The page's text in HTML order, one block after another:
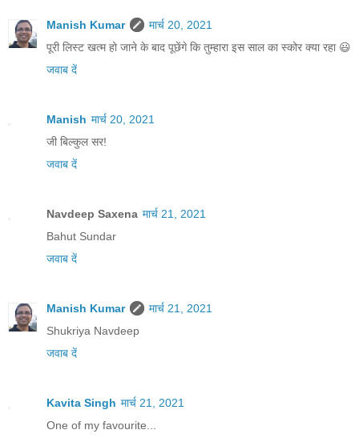
Manish Kumar
मार्च 20, 2021
पूरी लिस्ट खत्म हो जाने के बाद पूछेंगे कि तुम्हारा इस साल का स्कोर क्या रहा 😃
जवाब दें
Manish मार्च 20, 2021
जी बिल्कुल सर!
जवाब दें
Navdeep Saxena मार्च 21, 2021
Bahut Sundar
जवाब दें
Manish Kumar
मार्च 21, 2021
Shukriya Navdeep
जवाब दें
Kavita Singh मार्च 21, 2021
One of my favourite...